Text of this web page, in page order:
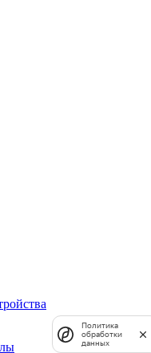
Политика
обработки
данных